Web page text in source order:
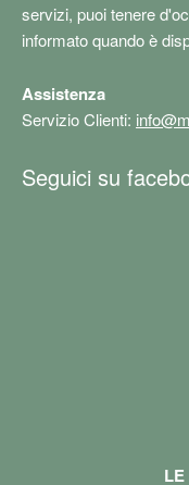
servizi, puoi tenere
informato quando è
Assistenza
Servizio Clienti:
Seguici su